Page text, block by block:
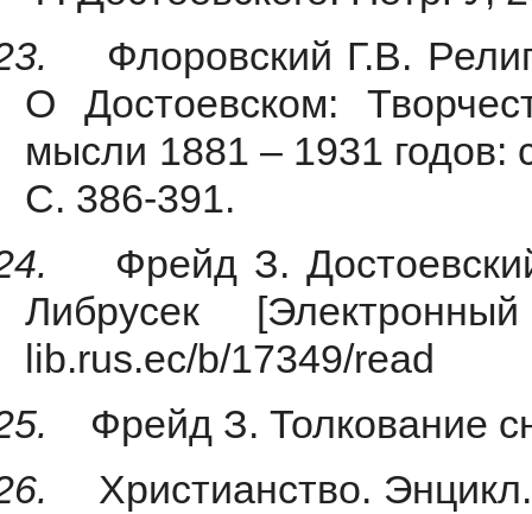
Флоровский Г.В.
О Достоевском:
мысли 1881 – 1931 годов:
С. 386-391.
Фрейд З.
Либрусек
lib.rus.ec/b/17349/read
Фрейд З. Толкование
Христианство.